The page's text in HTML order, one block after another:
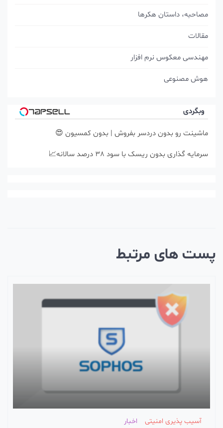
مصاحبه، داستان هکرها
مقالات
مهندسی معکوس نرم افزار
هوش مصنوعی
وبگردی
ماشینت رو بدون دردسر بفروش | بدون کمسیون 😍
سرمایه گذاری بدون ریسک با سود 38 درصد سالانه📈
های مرتبط
آسیب پذیری امنیتی اخبار